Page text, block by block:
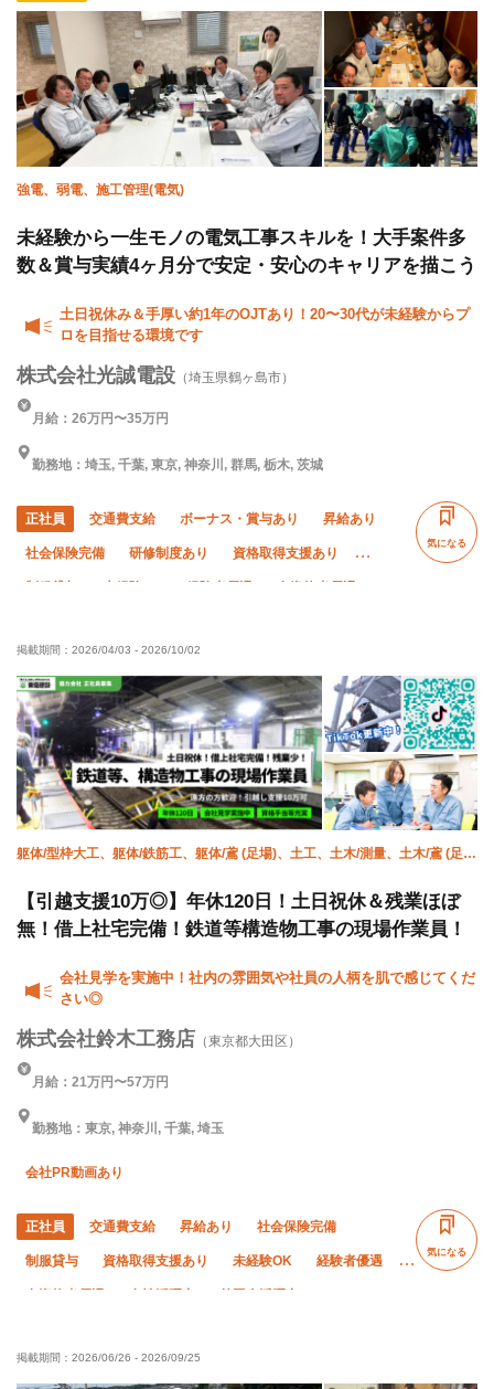
転勤なし
強電、弱電、施工管理(電気)
未経験から一生モノの電気工事スキルを！大手案件多
数＆賞与実績4ヶ月分で安定・安心のキャリアを描こう
土日祝休み＆手厚い約1年のOJTあり！20〜30代が未経験からプ
ロを目指せる環境です
株式会社光誠電設 （埼玉県鶴ヶ島市）
月給：26万円〜35万円
勤務地：埼玉, 千葉, 東京, 神奈川, 群馬, 栃木, 茨城
正社員 交通費支給 ボーナス・賞与あり 昇給あり
社会保険完備 研修制度あり 資格取得支援あり
制服貸与 未経験OK 経験者優遇 有資格者優遇
年末年始休暇 車・バイク通勤OK
残業月20時間以下
気になる
掲載期間： 2026/04/03 - 2026/10/02
躯体/型枠大工、躯体/鉄筋工、躯体/鳶 (足場)、土工、土木/測量、土木/鳶 (足
【引越支援10万◎】年休120日！土日祝休＆残業ほぼ
無！借上社宅完備！鉄道等構造物工事の現場作業員！
会社見学を実施中！社内の雰囲気や社員の人柄を肌で感じてくだ
さい◎
株式会社鈴木工務店 （東京都大田区）
月給：21万円〜57万円
勤務地：東京, 神奈川, 千葉, 埼玉
会社PR動画あり
正社員 交通費支給 昇給あり 社会保険完備
制服貸与 資格取得支援あり 未経験OK 経験者優遇
土日休み 夏季休暇 年末年始休暇
気になる
掲載期間： 2026/06/26 - 2026/09/25